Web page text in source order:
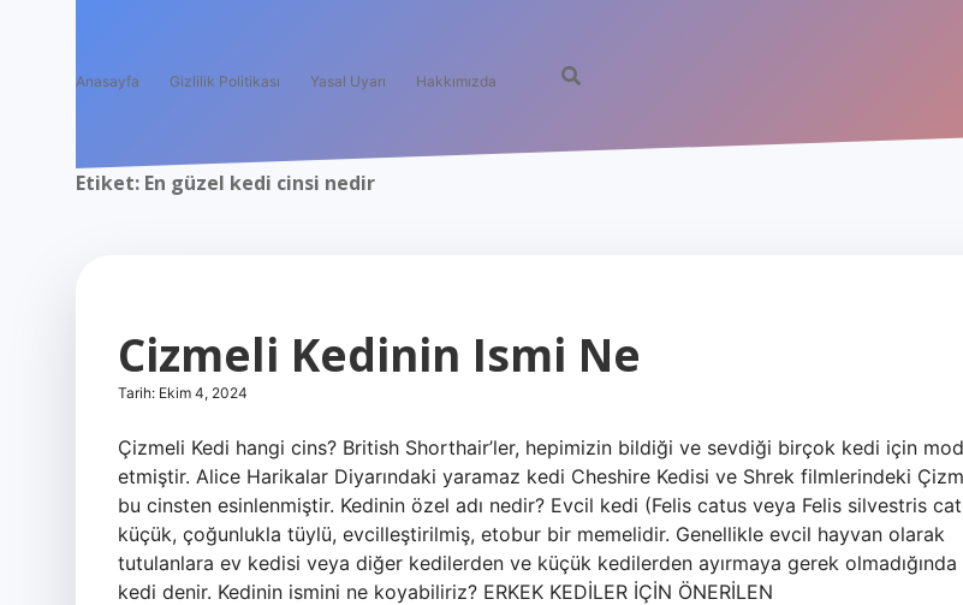
Anasayfa Gizlilik Politikası Yasal Uyarı Hakkımızda
Etiket: En güzel kedi cinsi nedir
Cizmeli Kedinin Ismi Ne
Tarih: Ekim 4, 2024
Çizmeli Kedi hangi cins? British Shorthair’ler, hepimizin bildiği ve sevdiği birçok kedi için
etmiştir. Alice Harikalar Diyarındaki yaramaz kedi Cheshire Kedisi ve Shrek filmlerindeki
bu cinsten esinlenmiştir. Kedinin özel adı nedir? Evcil kedi (Felis catus veya Felis silvestris
küçük, çoğunlukla tüylü, evcilleştirilmiş, etobur bir memelidir. Genellikle evcil hayvan olarak
tutulanlara ev kedisi veya diğer kedilerden ve küçük kedilerden ayırmaya gerek olmadığında
kedi denir. Kedinin ismini ne koyabiliriz? ERKEK KEDİLER İÇİN ÖNERİLEN